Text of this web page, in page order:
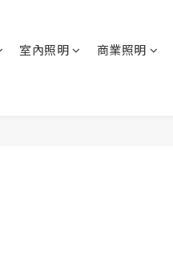
室內照明 商業照明